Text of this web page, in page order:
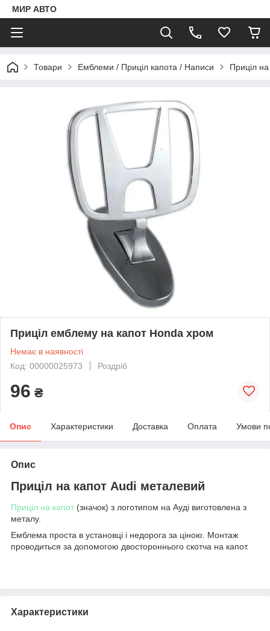
МИР АВТО
Товари Емблеми / Приціл капота / Написи Приціл
Приціл емблему на капот Honda хром
Немає в наявності
Код: 00000025973
Роздріб
96 ₴
Опис Характеристики Доставка Оплата Умови
Опис
Приціл на капот Audi металевий
Приціл на капот (значок) з логотипом на Ауді виготовлена з
металу.
Емблема проста в установці і недорога за ціною. Монтаж
проводиться за допомогою двостороннього скотча на капот.
Характеристики